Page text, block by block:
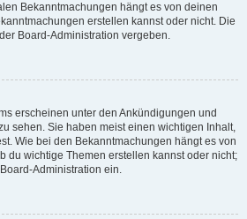
Bekanntmachungen hängt es von deinen
erstellen kannst oder nicht. Die
Board-Administration vergeben.
erscheinen unter den Ankündigungen und
sehen. Sie haben meist einen wichtigen Inhalt,
Wie bei den Bekanntmachungen hängt es von
du wichtige Themen erstellen kannst oder nicht;
Administration ein.